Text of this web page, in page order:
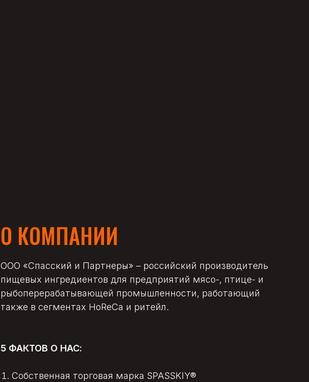
О КОМПАНИИ
ООО «Спасский и Партнеры» – российский производитель
пищевых ингредиентов для предприятий мясо-, птице- и
рыбоперерабатывающей промышленности, работающий
также в сегментах HoReCa и ритейл.
5 ФАКТОВ О НАС:
Собственная торговая марка SPASSKIY®